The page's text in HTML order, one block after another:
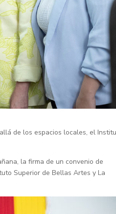
de los espacios locales, el
la firma de un convenio de
Superior de Bellas Artes y La